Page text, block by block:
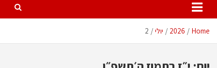
Home
2026 יולי 2